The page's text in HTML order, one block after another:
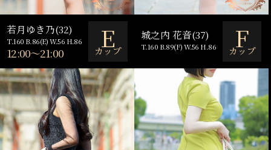
若月ゆき乃(32)
T.160 B.86(E) W.56 H.86
12:00～21:00 E
カップ
城之内 花音(37)
T.160 B.89(F) W.56 H.86 F
カップ